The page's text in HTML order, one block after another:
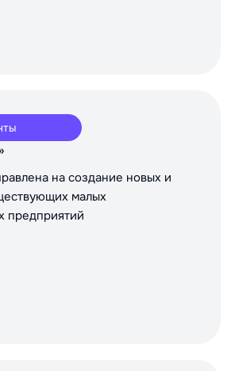
на создание новых и
малых
предприятий